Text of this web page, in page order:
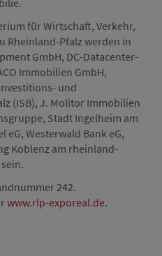
für Wirtschaft, Verkehr,
Rheinland-Pfalz werden in
GmbH, DC-Datacenter-
Immobilien GmbH,
und
(ISB), J. Molitor Immobilien
Stadt Ingelheim am
eG, Westerwald Bank eG,
Koblenz am rheinland-
242.
www.rlp-exporeal.de.